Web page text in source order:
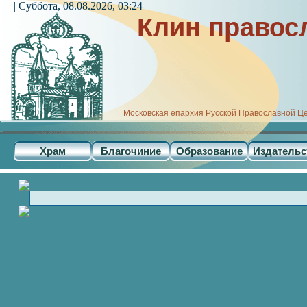
Клин
Московская епархия Русской Православной
Храм Благочиние Образование
| Суббота, 08.08.2026, 03:24